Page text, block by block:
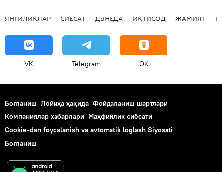
ЯНГИЛИКЛАР СИЁСАТ ДУНЁДА ИҚТИСОД ЖАМИЯТ
VK Telegram OK
Боғланиш Лойиҳа ҳақида Фойдаланиш шартлари
Компаниялар хабарлари Маҳфийлик сиёсати
Cookie-dan foydalanish va avtomatik loglash Siyosati
Боғланиш